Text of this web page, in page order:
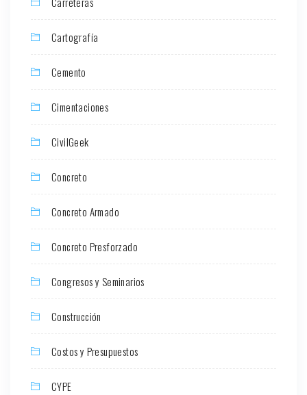
Cartografía
Cemento
Cimentaciones
CivilGeek
Concreto
Concreto Armado
Concreto Presforzado
Congresos y Seminarios
Construcción
Costos y Presupuestos
CYPE